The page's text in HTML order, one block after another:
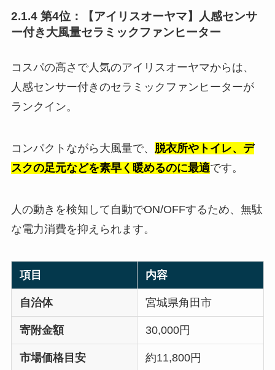
2.1.4 第4位：【アイリスオーヤマ】人感センサ
ー付き大風量セラミックファンヒーター
コスパの高さで人気のアイリスオーヤマからは、
人感センサー付きのセラミックファンヒーターが
ランクイン。
コンパクトながら大風量で、 脱衣所やトイレ、デ
スクの足元などを素早く暖めるのに最適です。
人の動きを検知して自動でON/OFFするため、無駄
な電力消費を抑えられます。
項目 内容
自治体 宮城県角田市
寄附金額 30,000円
市場価格目安 約11,800円